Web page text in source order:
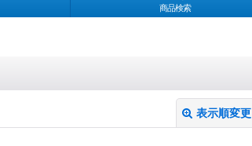
商品検索
表示順変更